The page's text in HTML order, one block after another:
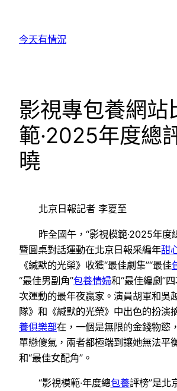
今天有情況
影視專包養網站
範·2025年度總
曉
北京日報記者 李夏至
昨全國午，“影視模範·2025年度
暨圓桌對話運動在北京日報采編年甜
《緘默的光榮》收獲“最佳劇集”“最佳
“最佳男副角”包養情婦和“最佳編劇”
次運動的最年夜贏家。演員胡軍和吳
隊》和《緘默的光榮》中出色的扮演
養俱樂部在，一個是無限的金錢物慾
單戀傻氣，兩者都極端到讓她無法平
和“最佳女配角”。
“影視模範·年度總包養評榜”是北